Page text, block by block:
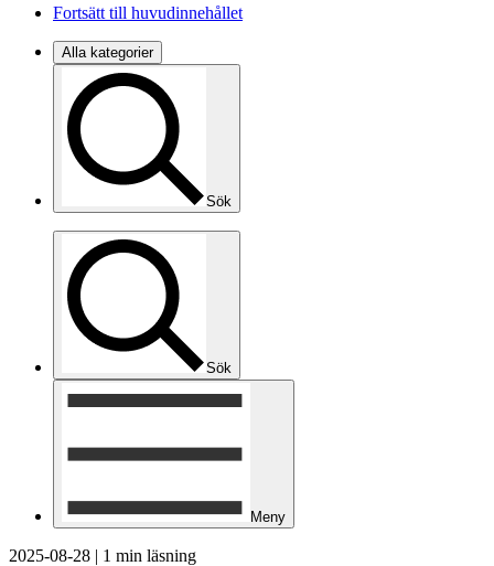
Fortsätt till huvudinnehållet
Alla kategorier
Sök
Sök
Meny
2025-08-28 | 1 min läsning